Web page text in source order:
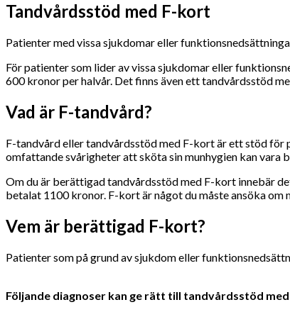
Tandvårdsstöd med F-kort
Patienter med vissa sjukdomar eller
För patienter som lider av vissa sjukdomar eller
600 kronor per halvår. Det finns även ett tandvårdsstöd
Vad är F-tandvård?
F-tandvård eller tandvårdsstöd med F-kort är ett stöd
omfattande svårigheter att sköta sin munhygien kan
Om du är berättigad tandvårdsstöd med F-kort innebär
betalat 1100 kronor. F-kort är något du måste ansöka om
Vem är berättigad F-kort?
Patienter som på grund av sjukdom eller
Följande diagnoser kan ge rätt till tandvårdsstöd